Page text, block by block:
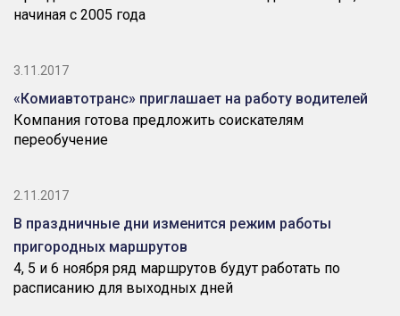
начиная с 2005 года
3.11.2017
«Комиавтотранс» приглашает на работу водителей
Компания готова предложить соискателям
переобучение
2.11.2017
В праздничные дни изменится режим работы
пригородных маршрутов
4, 5 и 6 ноября ряд маршрутов будут работать по
расписанию для выходных дней